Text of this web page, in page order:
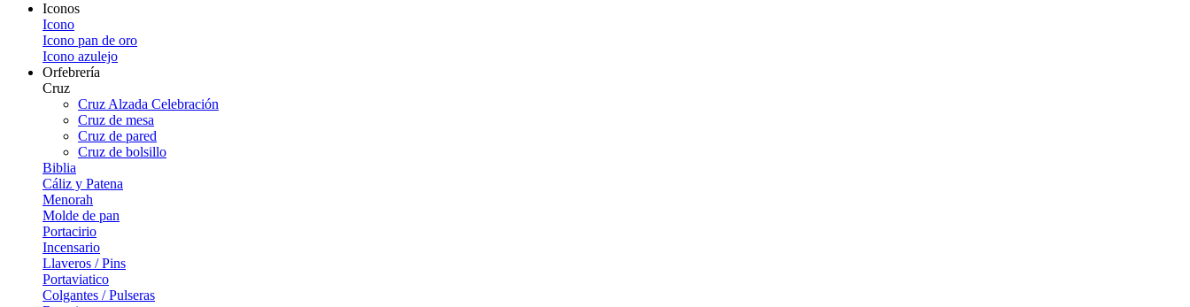
Iconos
Icono
Icono pan de oro
Icono azulejo
Orfebrería
Cruz
Cruz Alzada Celebración
Cruz de mesa
Cruz de pared
Cruz de bolsillo
Biblia
Cáliz y Patena
Menorah
Molde de pan
Portacirio
Incensario
Llaveros / Pins
Portaviatico
Colgantes / Pulseras